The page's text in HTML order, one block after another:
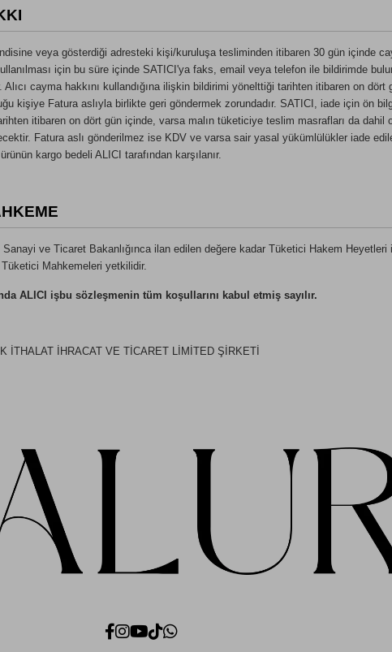
veya gösterdiği adresteki kişi/kuruluşa tesliminden itibaren 30 gün içinde
için bu süre içinde SATICI'ya faks, email veya telefon ile bildirimde
Alıcı cayma hakkını kullandığına ilişkin bildirimi yönelttiği tarihten itibaren on dört
kişiye Fatura aslıyla birlikte geri göndermek zorundadır. SATICI, iade için ön
itibaren on dört gün içinde, varsa malın tüketiciye teslim masrafları da dahil
Fatura aslı gönderilmez ise KDV ve varsa sair yasal yükümlülükler iade
kargo bedeli ALICI tarafından karşılanır.
ve Ticaret Bakanlığınca ilan edilen değere kadar Tüketici Hakem Heyetleri
Mahkemeleri yetkilidir.
ALICI işbu sözleşmenin tüm koşullarını kabul etmiş sayılır.
İTHALAT İHRACAT VE TİCARET LİMİTED ŞİRKETİ